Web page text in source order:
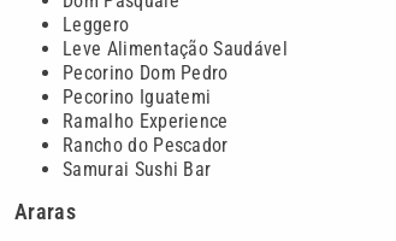
Leggero
Leve Alimentação Saudável
Pecorino Dom Pedro
Pecorino Iguatemi
Ramalho Experience
Rancho do Pescador
Samurai Sushi Bar
Araras